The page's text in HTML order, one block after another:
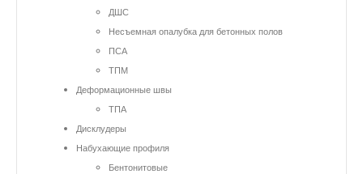
ДШС
Несъемная опалубка для бетонных полов
ПСА
ТПМ
Деформационные швы
ТПА
Дисклудеры
Набухающие профиля
Бентонитовые